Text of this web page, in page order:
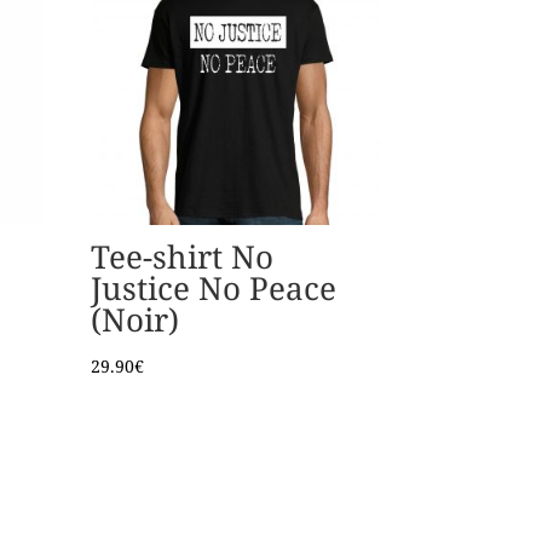
Tee-shirt No
Justice No Peace
(Noir)
29.90€